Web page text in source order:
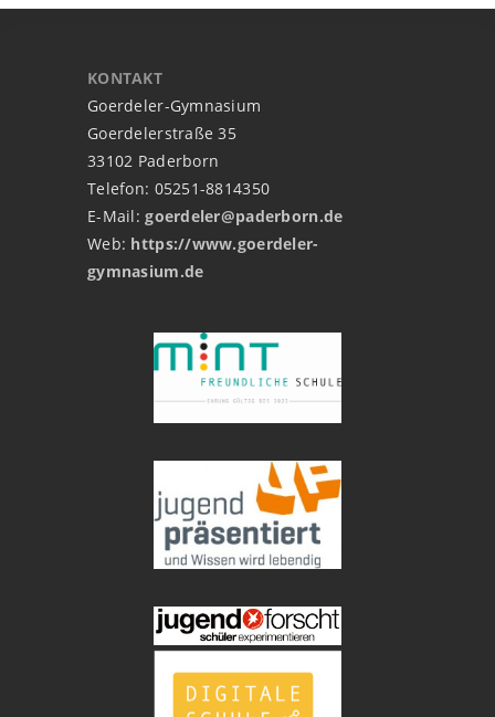
KONTAKT
Goerdeler-Gymnasium
Goerdelerstraße 35
33102 Paderborn
Telefon: 05251-8814350
E-Mail:goerdeler@paderborn.de
Web: https://www.goerdeler-
gymnasium.de